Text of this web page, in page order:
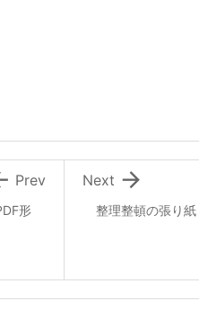
整理整頓の張り

Next
形
Prev